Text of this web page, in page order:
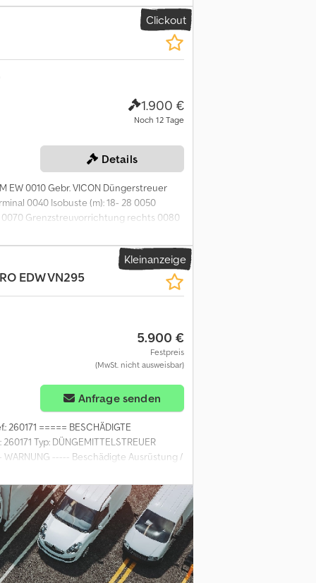
Sie sich kostenlos und bieten
on NOW! ab-auction
Clickout
1.900 €
Noch 12 Tage
Details
EW 0010 Gebr. VICON Düngerstreuer
0040 Isobuste (m): 18- 28 0050
0070 Grenzstreuvorrichtung rechts 0080
Isobus Auf diese Maschine können Sie
sich kostenlos und bieten Sie mit. Hier
ab-auction
Kleinanzeige
EDW VN295
5.900 €
Festpreis
(MwSt. nicht ausweisbar)
Anfrage senden
260171 ===== BESCHÄDIGTE
Typ: DÜNGEMITTELSTREUER
WARNUNG ----- Beschädigte Ausrüstung /
im Ist-Zustand verkauft und ist
Rücknahme, Umtausch oder
oder Erstattung. ----- Praktische
möglich. Dsdpfszndvvsx Ab Tsck
Vereinbarung. ----- Wer sind wir? -----
für den Kauf und Verkauf von
auf Lager Lagerfläche von
Geräte | Nutzfahrzeuge |